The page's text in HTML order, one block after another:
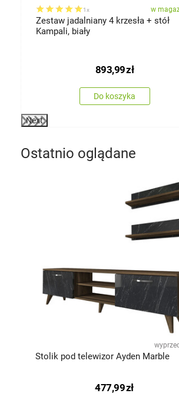
1x w
Zestaw jadalniany 4 krzesła + stół
Kampali, biały
893,99zł
Do koszyka
Next
Ostatnio oglądane
Stolik pod telewizor Ayden Marble
477,99zł